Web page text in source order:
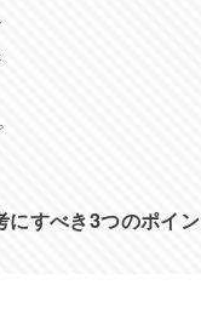
にすべき3つのポイ